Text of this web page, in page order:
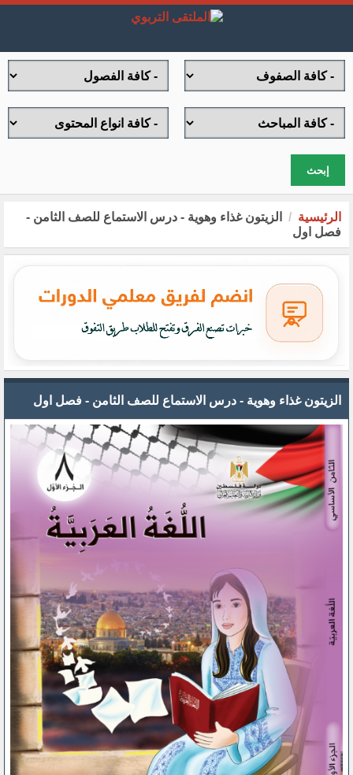
إبحث
الرئيسية
الزيتون غذاء وهوية - درس الاستماع للصف الثامن -
فصل اول
الزيتون غذاء وهوية - درس الاستماع للصف الثامن - فصل اول